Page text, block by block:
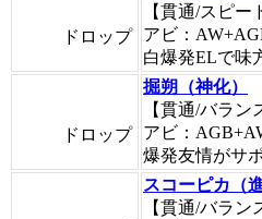
ドロップ
【貫通/スピー
アビ：
白爆発ELで味
ドロップ
掘朔（神化）
【貫通/バラン
アビ：
爆発友情がサ
スコーピカ（進
【貫通/バラン